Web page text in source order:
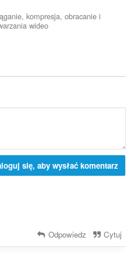
kompresja, obracanie i
wideo
się, aby wysłać komentarz
Odpowiedz Cytuj